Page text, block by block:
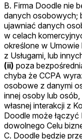
B. Firma Doodle nie
danych osobowych;
ujawniać danych
w celach
określone w
z Usługami, lub
(ii) poza
chyba że CCPA
osobowe z danymi
innej osoby lub
własnej interakcji z
Doodle może
dowolnego Celu
C. Doodle będzie